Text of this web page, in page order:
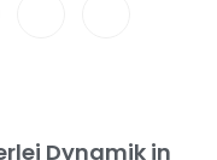
Dynamik in